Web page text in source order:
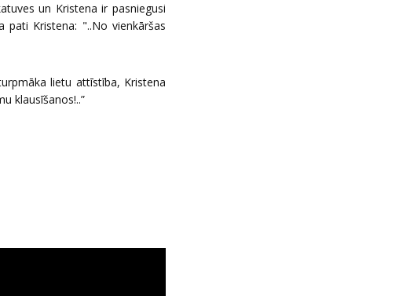
un Kristena ir pasniegusi
Kristena: "..No vienkāršas
lietu attīstība, Kristena
klausīšanos!..”